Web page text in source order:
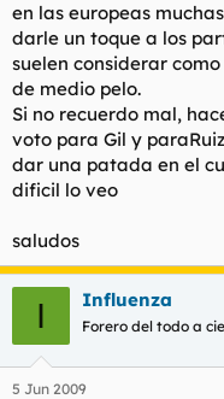
en las europeas
darle un toque a los
suelen considerar
de medio pelo.
Si no recuerdo mal,
voto para Gil y
dar una patada en el
dificil lo veo
saludos
I Influenza
Forero del todo a
5 Jun 2009